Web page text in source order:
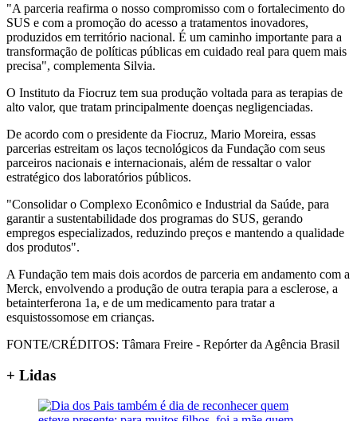
"A parceria reafirma o nosso compromisso com o fortalecimento do
SUS e com a promoção do acesso a tratamentos inovadores,
produzidos em território nacional. É um caminho importante para a
transformação de políticas públicas em cuidado real para quem mais
precisa", complementa Silvia.
O Instituto da Fiocruz tem sua produção voltada para as terapias de
alto valor, que tratam principalmente doenças negligenciadas.
De acordo com o presidente da Fiocruz, Mario Moreira, essas
parcerias estreitam os laços tecnológicos da Fundação com seus
parceiros nacionais e internacionais, além de ressaltar o valor
estratégico dos laboratórios públicos.
"Consolidar o Complexo Econômico e Industrial da Saúde, para
garantir a sustentabilidade dos programas do SUS, gerando
empregos especializados, reduzindo preços e mantendo a qualidade
dos produtos".
A Fundação tem mais dois acordos de parceria em andamento com a
Merck, envolvendo a produção de outra terapia para a esclerose, a
betainterferona 1a, e de um medicamento para tratar a
esquistossomose em crianças.
FONTE/CRÉDITOS: Tâmara Freire - Repórter da Agência Brasil
+ Lidas